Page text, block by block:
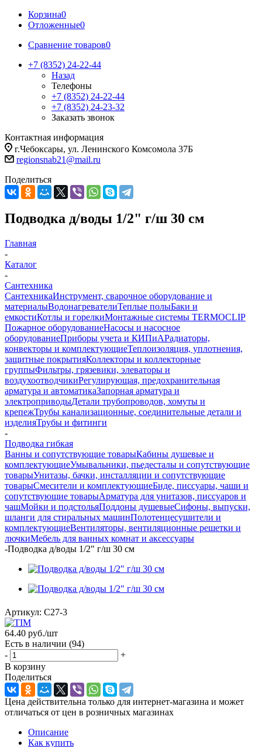
Корзина0
Отложенные0
Сравнение товаров0
+7 (8352) 24-22-44
Назад
Телефоны
+7 (8352) 24-22-44
+7 (8352) 24-23-32
Заказать звонок
Контактная информация
г.Чебоксары, ул. Ленинского Комсомола 37Б
regionsnab21@mail.ru
Поделиться
Подводка д/воды 1/2" г/ш 30 см
Главная
-
Каталог
-
Сантехника
СантехникаИнструмент, сварочное оборудование и
материалыВодонагревателиТеплые полыБаки и
емкостиКотлы и горелкиМонтажные системы TERMOCLIP
Пожарное оборудованиеНасосы и насосное
оборудованиеПриборы учета и КИПиАРадиаторы,
конвекторы и комплектующиеТеплоизоляция, уплотнения,
защитные покрытияКоллекторы и коллекторные
группыФильтры, грязевики, элеваторы и
воздухоотводчикиРегулирующая, предохранительная
арматура и автоматикаЗапорная арматура и
электроприводыДетали трубопроводов, хомуты и
крепежТрубы канализационные, соединительные детали и
изделияТрубы и фитинги
-
Подводка гибкая
Ванны и сопутствующие товарыКабины душевые и
комплектующиеУмывальники, пьедесталы и сопутствующие
товарыУнитазы, бачки, инсталляции и сопутствующие
товарыСмесители и комплектующиеБиде, писсуары, чаши и
сопутствующие товарыАрматура для унитазов, писсуаров и
чашМойки и подстольяПоддоны душевыеСифоны, выпуски,
шланги для стиральных машинПолотенцесушители и
комплектующиеВентиляторы, вентиляционные решетки и
лючкиМебель для ванных комнат и аксессуары
-Подводка д/воды 1/2" г/ш 30 см
Артикул: C27-3
64.40 руб./шт
Есть в наличии (94)
-
+
В корзину
Поделиться
Цена действительна только для интернет-магазина и может
отличаться от цен в розничных магазинах
Описание
Как купить